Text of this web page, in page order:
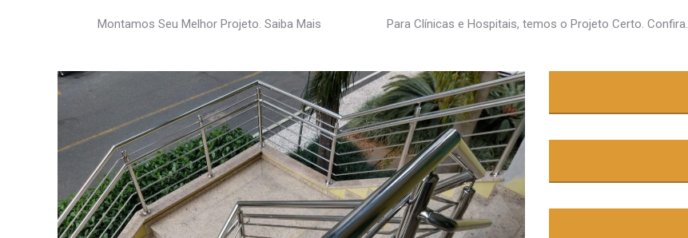
Montamos Seu Melhor Projeto. Saiba Mais Para Clínicas e Hospitais, temos o Projeto Certo. Confira.